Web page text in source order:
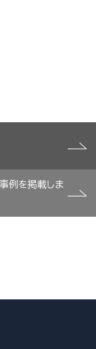
例を掲載しま